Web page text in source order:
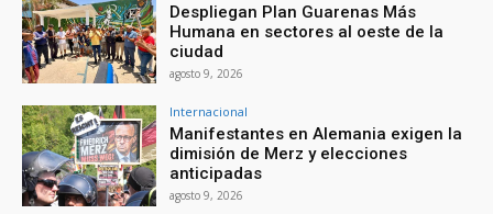
Despliegan Plan Guarenas Más
Humana en sectores al oeste de la
ciudad
agosto 9, 2026
Internacional
Manifestantes en Alemania exigen la
dimisión de Merz y elecciones
anticipadas
agosto 9, 2026